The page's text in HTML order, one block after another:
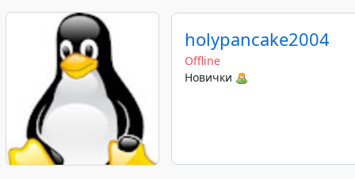
holypancake2004
Offline
Новички